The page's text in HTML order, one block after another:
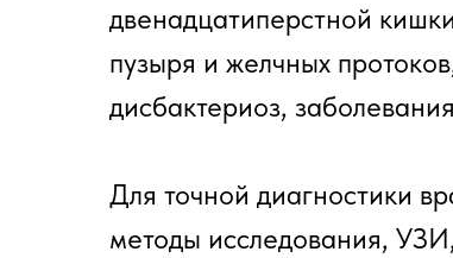
двенадцатиперстной
пузыря и желчных
дисбактериоз,
Для точной диагностики
методы исследования,